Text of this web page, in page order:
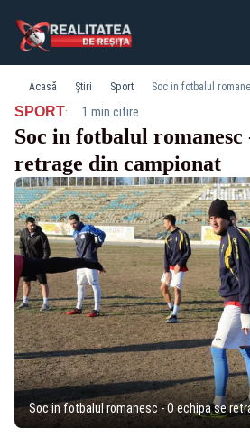
Acasă Știri Sport
SPORT· 1 min citire
Soc in fotbalul romanesc
retrage din campionat
Soc in fotbalul romanesc - O echipa se